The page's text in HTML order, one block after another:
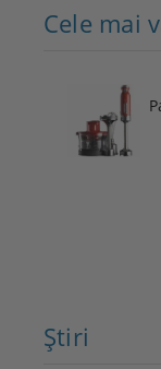
Cele mai
Ştiri